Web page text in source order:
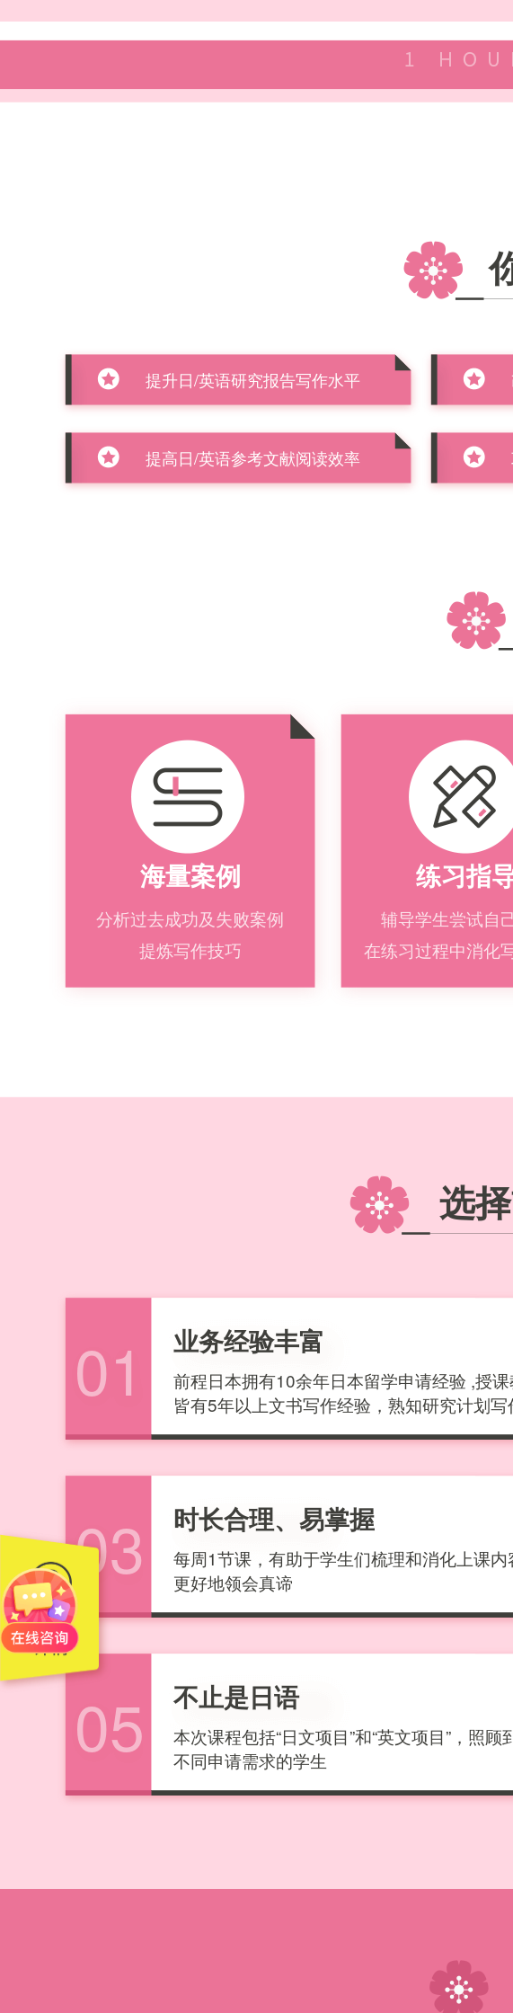
提升日/英语研究报告写作水平
提高日/英语参考文献阅读效率
海量案例
分析过去成功及失败案例
提炼写作技巧
练习指
辅导学生尝试自
在练习过程中消化
选
01 业务经验丰富
前程日本拥有10余年日本留学申请经验 ,授
皆有5年以上文书写作经验，熟知研究计划
03 时长合理、易掌握
每周1节课，有助于学生们梳理和消化上课内
更好地领会真谛
05 不止是日语
本次课程包括“日文项目”和“英文项目”，照顾
不同申请需求的学生